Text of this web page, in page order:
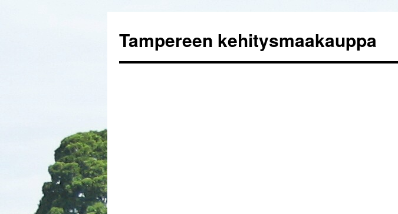
Tampereen kehitysmaakauppa